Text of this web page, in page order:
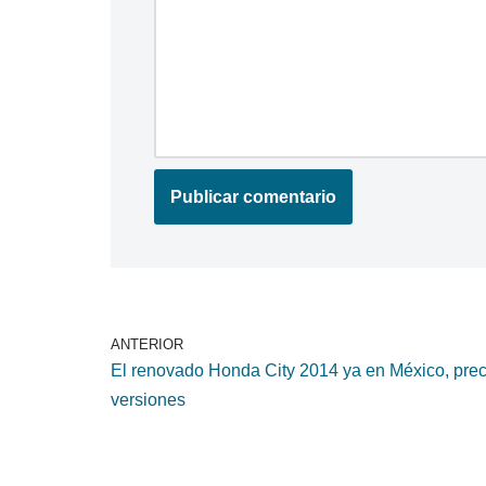
ANTERIOR
El renovado Honda City 2014 ya en México,
versiones